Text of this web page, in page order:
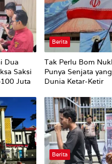
Dua
Saksi
Juta
Berita
Tak Perlu Bom
Punya Senjata
Dunia Ketar-Ketir
Berita